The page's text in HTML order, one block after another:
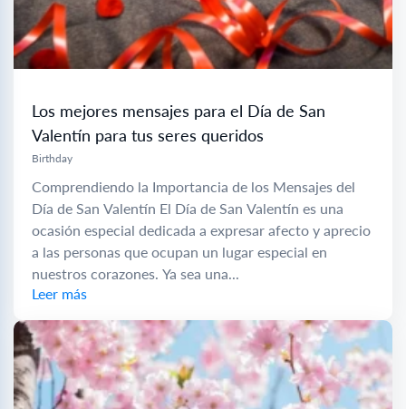
Los mejores mensajes para el Día de San
Valentín para tus seres queridos
Birthday
Comprendiendo la Importancia de los Mensajes del
Día de San Valentín El Día de San Valentín es una
ocasión especial dedicada a expresar afecto y aprecio
a las personas que ocupan un lugar especial en
nuestros corazones. Ya sea una...
Leer más